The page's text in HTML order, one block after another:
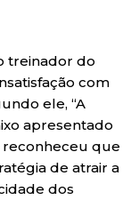
treinador do
com
ele, “A
apresentado
reconheceu que
de atrair a
dos